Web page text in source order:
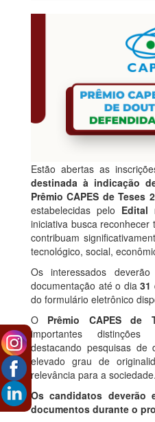
Estão abertas as
destinada à indicação
Prêmio CAPES de Teses
estabelecidas pelo Edital
iniciativa busca
contribuam
tecnológico, social,
Os interessados
documentação até o dia31
do formulário eletrônico
O Prêmio CAPES de
importantes
destacando pesquisas de
elevado grau de
relevância para a sociedade.
Os candidatos deverão
documentos durante o